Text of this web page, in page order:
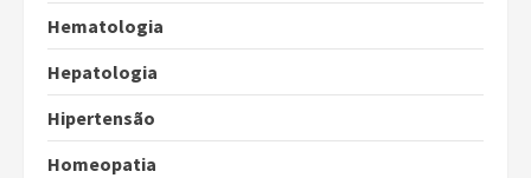
Hematologia
Hepatologia
Hipertensão
Homeopatia